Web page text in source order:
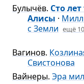
Булычёв. Сто
Алисы ·
с Земли ещё
Вагинов.
Свистонова
Вайнеры. Эра